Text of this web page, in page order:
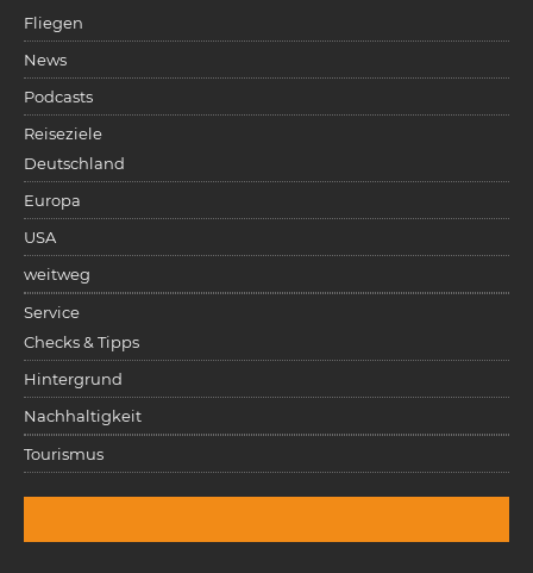
Fliegen
News
Podcasts
Reiseziele
Deutschland
Europa
USA
weitweg
Service
Checks & Tipps
Hintergrund
Nachhaltigkeit
Tourismus